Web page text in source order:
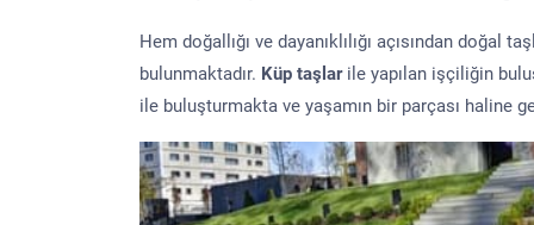
Hem doğallığı ve dayanıklılığı açısından
bulunmaktadır. Küp taşlarile yapılan işçiliğin
ile buluşturmakta ve yaşamın bir parçası haline